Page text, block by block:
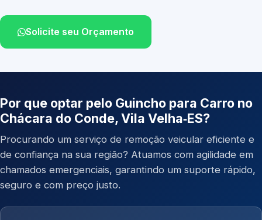
Solicite seu Orçamento
Por que optar pelo Guincho para Carro no
Chácara do Conde, Vila Velha‑ES?
Procurando um serviço de remoção veicular eficiente e
de confiança na sua região? Atuamos com agilidade em
chamados emergenciais, garantindo um suporte rápido,
seguro e com preço justo.